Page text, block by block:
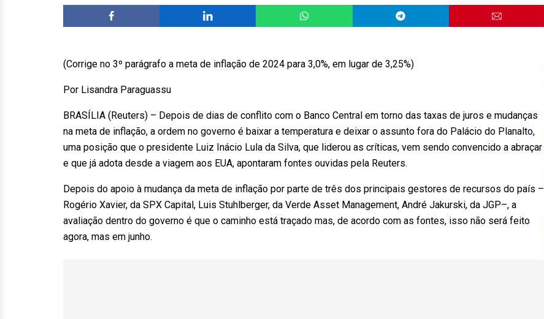
(Corrige no 3º parágrafo a meta de inflação de 2024 para 3,0%, em lugar de 3,25%)
Por Lisandra Paraguassu
BRASÍLIA (Reuters) – Depois de dias de conflito com o Banco Central em torno das taxas de juros e mudanças
na meta de inflação, a ordem no governo é baixar a temperatura e deixar o assunto fora do Palácio do Planalto,
uma posição que o presidente Luiz Inácio Lula da Silva, que liderou as críticas, vem sendo convencido a abraçar
e que já adota desde a viagem aos EUA, apontaram fontes ouvidas pela Reuters.
Depois do apoio à mudança da meta de inflação por parte de três dos principais gestores de recursos do país –
Rogério Xavier, da SPX Capital, Luis Stuhlberger, da Verde Asset Management, André Jakurski, da JGP–, a
avaliação dentro do governo é que o caminho está traçado mas, de acordo com as fontes, isso não será feito
agora, mas em junho.